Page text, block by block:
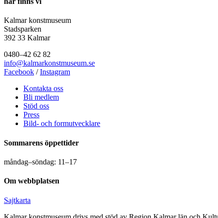
Kalmar konstmuseum
Stadsparken
392 33 Kalmar
0480–42 62 82
info@kalmarkonstmuseum.se
Facebook /Instagram
Kontakta oss
Bli medlem
Stöd oss
Press
Bild- och formutvecklare
Sommarens öppettider
måndag–söndag: 11–17
Om webbplatsen
Sajtkarta